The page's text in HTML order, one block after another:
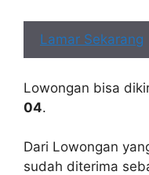
Lamar Sekarang
Lowongan bisa
04.
Dari Lowongan
sudah diterima